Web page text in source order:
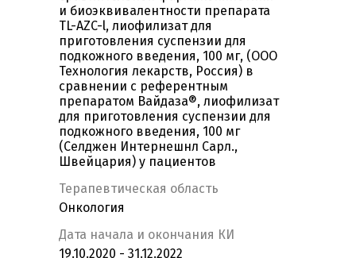
и биоэквивалентности препарата
TL-AZC-l, лиофилизат для
приготовления суспензии для
подкожного введения, 100 мг, (ООО
Технология лекарств, Россия) в
сравнении с референтным
препаратом Вайдаза®, лиофилизат
для приготовления суспензии для
подкожного введения, 100 мг
(Селджен Интернешнл Сарл.,
Швейцария) у пациентов
Терапевтическая область
Онкология
Дата начала и окончания КИ
19.10.2020 - 31.12.2022